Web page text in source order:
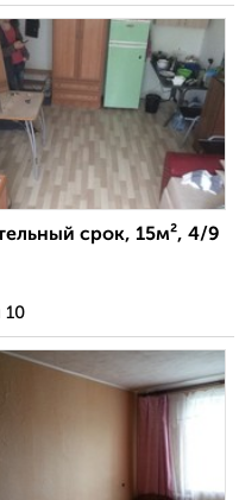
срок, 15м², 4/9
10